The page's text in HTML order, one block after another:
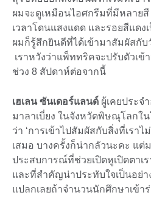
ผมจะดูเหมือนไอศกรีมที่มีหลาย
เวลาโดนแสงแดด และรอยสีแดง
ผมก็รู้สึกยินดีที่ได้เข้ามาสัมผัสกั
เราหวังว่าแพ็ททริคจะปรับตัวเข้
ช่วง 8 สัปดาห์ต่อจากนี้
เฮเลน ซันเดอร์แลนด์ ผู้เคยประจ
มาลาเบี่ยง ในจังหวัดพิษณุโลกใน
ว่า ‘การเข้าไปสัมผัสกับสิ่งที่เราไ
เสมอ บางครั้งก็น่ากลัวนะคะ แ
ประสบการณ์ที่ช่วยเปิดหูเปิดตาเ
และที่สำคัญน่าประทับใจเป็นอย่า
แปลกเลยถ้าจำนวนนักศึกษาเข้า